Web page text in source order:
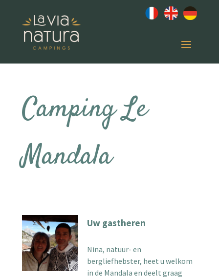
Camping Le
Mandala
Uw gastheren
Nina, natuur- en
bergliefhebster, heet u welkom
in de Mandala en deelt graag